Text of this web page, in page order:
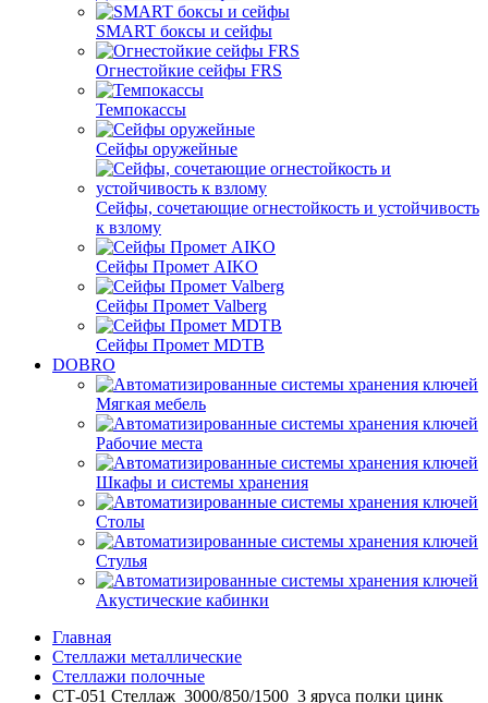
SMART боксы и сейфы
Огнестойкие сейфы FRS
Темпокассы
Сейфы оружейные
Сейфы, сочетающие огнестойкость и устойчивость
к взлому
Сейфы Промет AIKO
Сейфы Промет Valberg
Сейфы Промет MDTB
DOBRO
Мягкая мебель
Рабочие места
Шкафы и системы хранения
Столы
Стулья
Акустические кабинки
Главная
Стеллажи металлические
Стеллажи полочные
СТ-051 Стеллаж_3000/850/1500_3 яруса полки цинк